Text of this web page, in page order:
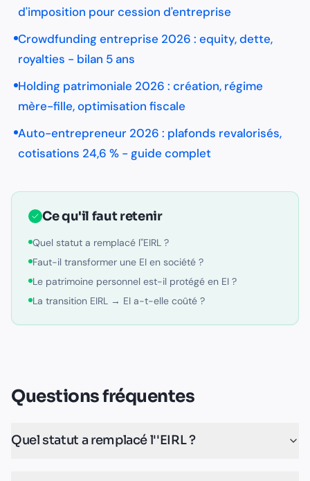
d'imposition pour cession d'entreprise
Crowdfunding entreprise 2026 : equity, dette,
royalties - bilan 5 ans
Holding patrimoniale 2026 : création, régime
mère-fille, optimisation fiscale
Auto-entrepreneur 2026 : plafonds revalorisés,
cotisations 24,6 % - guide complet
Ce qu'il faut retenir
Quel statut a remplacé l''EIRL ?
Faut-il transformer une EI en société ?
Le patrimoine personnel est-il protégé en EI ?
La transition EIRL → EI a-t-elle coûté ?
Questions fréquentes
Quel statut a remplacé l''EIRL ?